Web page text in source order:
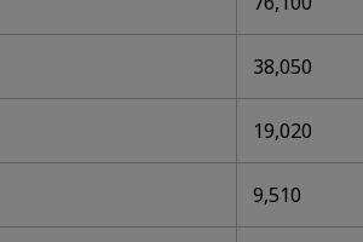
38,050
19,020
9,510